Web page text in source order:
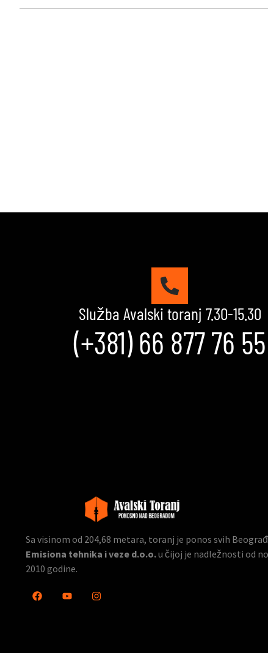
Služba Avalski toranj 7.30-15.30
(+381) 66 877 76 55
Sa visinom od 204,68 metara, toranj je ponos svih
Emisiona tehnika i veze d.o.o.u čijoj je nadležnosti od
2010 godine.